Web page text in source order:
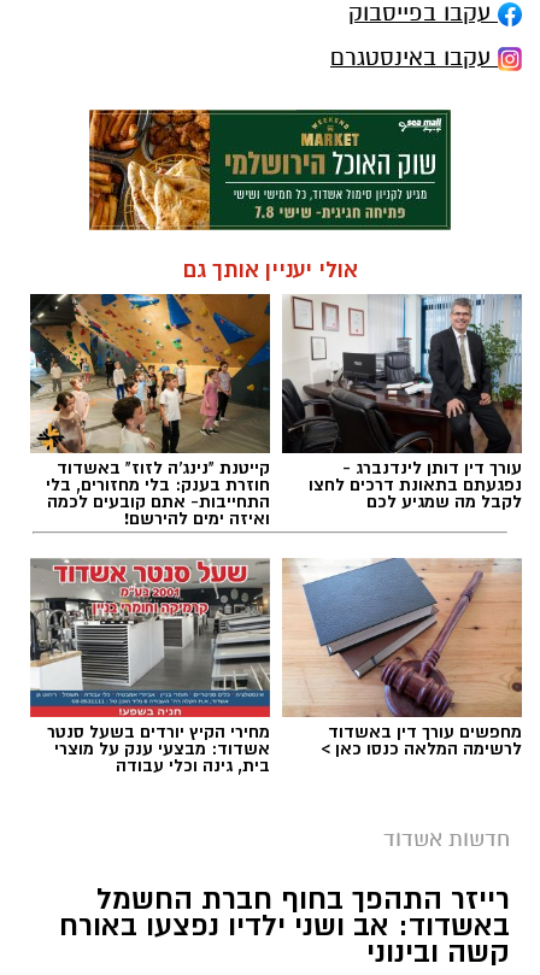
עקבו בפייסבוק
עקבו באינסטגרם
אולי יעניין אותך גם
עורך דין דותן לינדנברג -
נפגעתם בתאונת דרכים לחצו
לקבל מה שמגיע לכם
קייטנת "נינג'ה לזוז" באשדוד
חוזרת בענק: בלי מחזורים, בלי
התחייבות- אתם קובעים לכמה
ואיזה ימים להירשם!
מחפשים עורך דין באשדוד
לרשימה המלאה כנסו כאן >
מחירי הקיץ יורדים בשעל סנטר
אשדוד: מבצעי ענק על מוצרי
בית, גינה וכלי עבודה
חדשות אשדוד
רייזר התהפך בחוף חברת החשמל
באשדוד: אב ושני ילדיו נפצעו באורח
קשה ובינוני